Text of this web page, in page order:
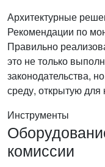
Архитектурные
Рекомендации по
Правильно
это не только
законодательства,
среду, открытую для
Инструменты
комиссии